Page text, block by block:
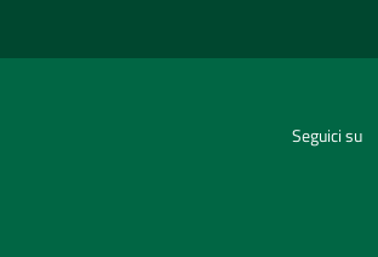
Seguici su